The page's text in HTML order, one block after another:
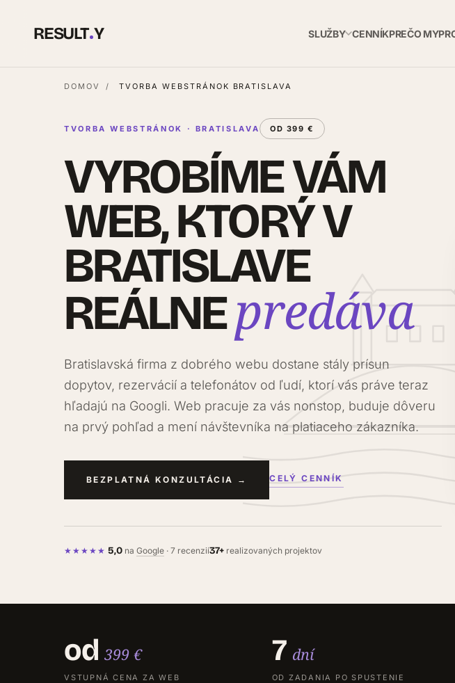
RESULT Y SLUŽBY CENNÍKPREČO MY
DOMOV / TVORBA WEBSTRÁNOK BRATISLAVA
TVORBA WEBSTRÁNOK · BRATISLAVA OD 399 €
VYROBÍME VÁM
WEB, KTORÝ V
BRATISLAVE
REÁLNEpredáva
Bratislavská firma z dobrého webu dostane stály prísun
dopytov, rezervácií a telefonátov od ľudí, ktorí vás práve teraz
hľadajú na Googli. Web pracuje za vás nonstop, buduje dôveru
na prvý pohľad a mení návštevníka na platiaceho zákazníka.
BEZPLATNÁ KONZULTÁCIA → CELÝ CENNÍK
★★★★★ 5,0na Google· 7 recenzií37+realizovaných projektov
od399 €
VSTUPNÁ CENA ZA WEB
7 dní
OD ZADANIA PO SPUSTENIE